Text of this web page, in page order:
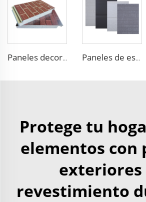
Paneles decorativos térmicos para revestimiento exterior de paredes panel estructural aislado Panel de Arena Foam Paneles de espuma EPS Prefabricados de Aislamiento para Casas con Revestimiento Metálico
Protege tu
elementos con
exteriores
revestimiento